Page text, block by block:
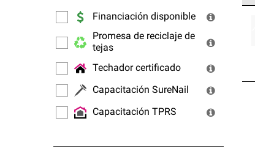
Financiación disponible
Promesa de reciclaje de
tejas
Techador certificado
Capacitación SureNail
Capacitación TPRS